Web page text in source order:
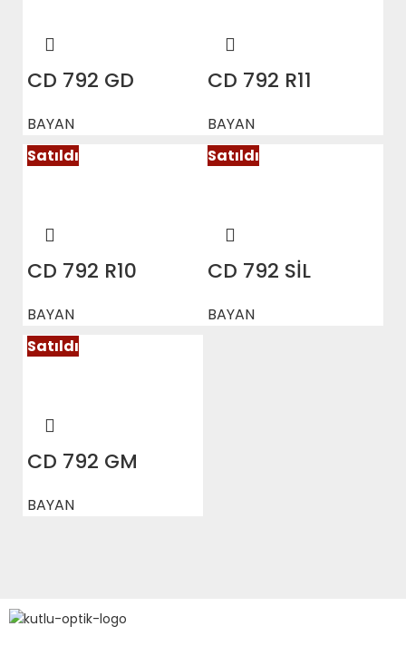
CD 792 GD
BAYAN
CD 792 R11
BAYAN
Satıldı
CD 792 R10
BAYAN
Satıldı
CD 792 SİL
BAYAN
Satıldı
CD 792 GM
BAYAN